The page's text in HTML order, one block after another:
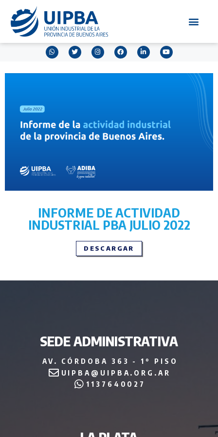
INFORME DE ACTIVIDAD
INDUSTRIAL PBA JULIO 2022
DESCARGAR
SEDE ADMINISTRATIVA
AV. CÓRDOBA 363 - 1° PISO
UIPBA@UIPBA.ORG.AR
1137640027